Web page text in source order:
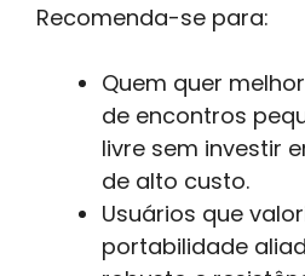
Recomenda-se para:
Quem quer
de encontros
livre sem investir
de alto custo.
Usuários que
portabilidade